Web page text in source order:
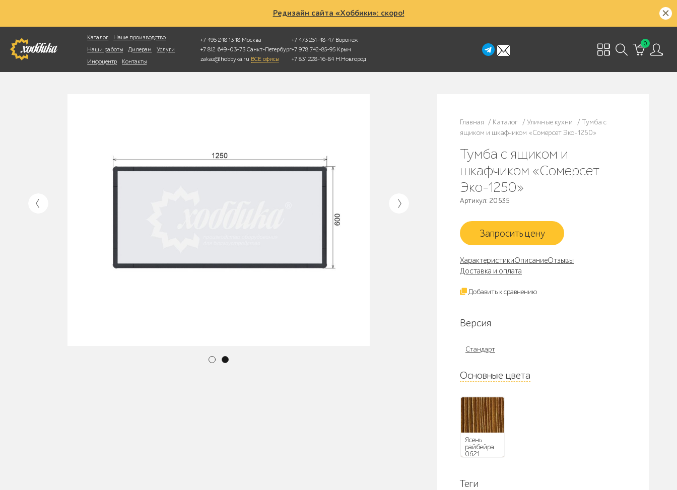
Редизайн сайта «Хоббики»: скоро!
Каталог
Наше производство
Наши работы
Дилерам
Услуги
Инфоцентр
Контакты
+7 495 248 13 18 Москва
+7 812 649-03-73 Санкт-Петербург
zakaz@hobbyka.ru ВСЕ офисы
+7 473 251-48-47 Воронеж
+7 978 742-85-95 Крым
+7 831 228-16-84 Н.Новгород
0
Фотопоиск
Главная / Каталог /Уличные кухни /Тумба с
ящиком и шкафчиком «Сомерсет Эко-1250»
Тумба с ящиком и
шкафчиком «Сомерсет
Эко-1250»
Артикул: 20535
Запросить цену
ХарактеристикиОписаниеОтзывы
Доставка и оплата
Добавить к сравнению
Версия
Стандарт
Основные цвета
Ясень
райбейра
0621
Теги